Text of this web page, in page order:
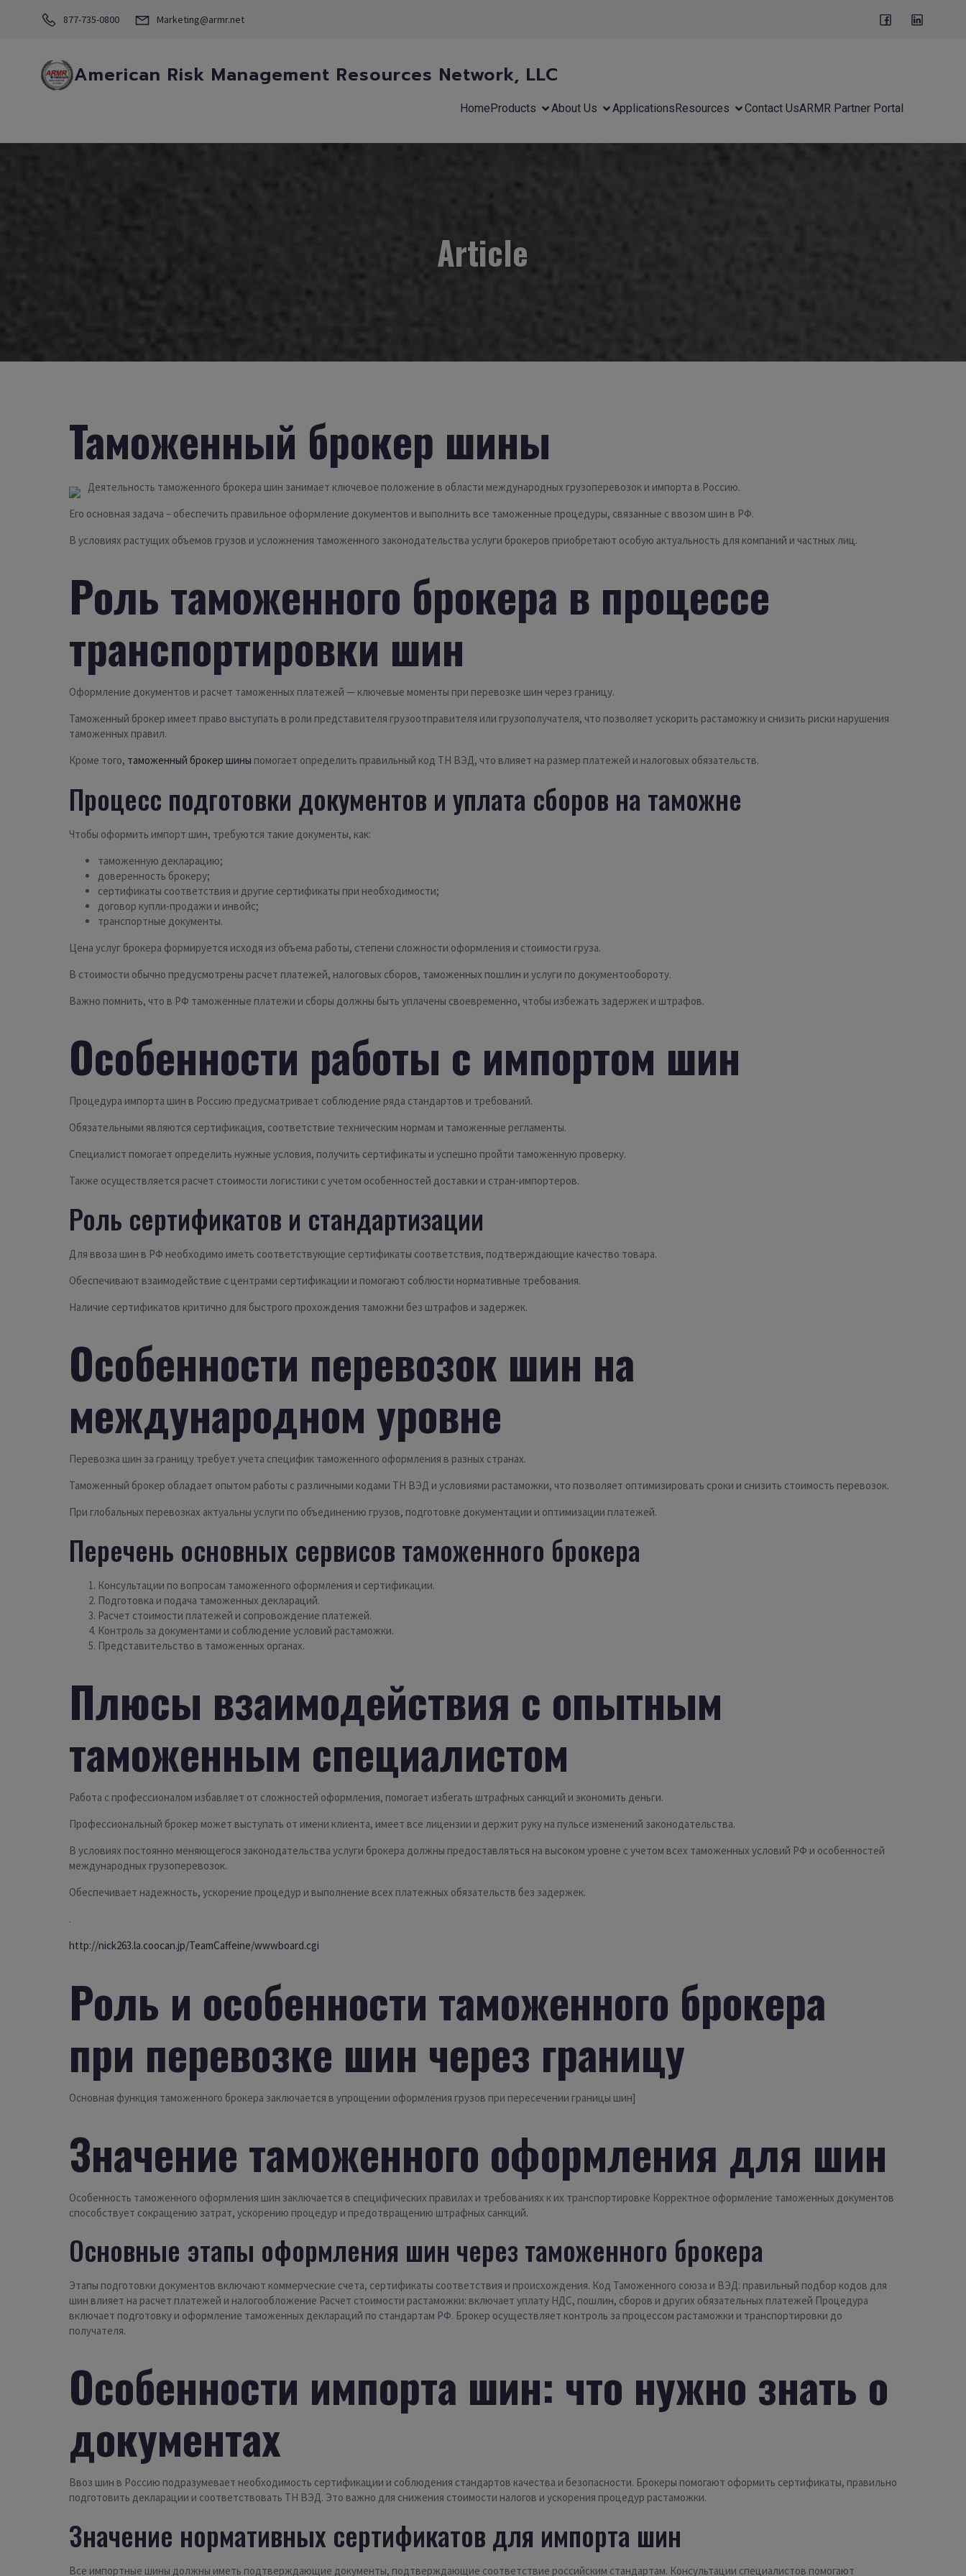
877-735-0800 Marketing@armr.net
American Risk Management Resources Network, LLC
Home Products About Us Applications Resources Contact UsARMR Partner Portal
Article
Таможенный брокер шины
Деятельность таможенного брокера шин занимает ключевое положение в области международных грузоперевозок и импорта в Россию.
Его основная задача – обеспечить правильное оформление документов и выполнить все таможенные процедуры, связанные с ввозом шин в РФ.
В условиях растущих объемов грузов и усложнения таможенного законодательства услуги брокеров приобретают особую актуальность для компаний и частных лиц.
Роль таможенного брокера в процессе
транспортировки шин
Оформление документов и расчет таможенных платежей — ключевые моменты при перевозке шин через границу.
Таможенный брокер имеет право выступать в роли представителя грузоотправителя или грузополучателя, что позволяет ускорить растаможку и снизить риски нарушения
таможенных правил.
Кроме того, таможенный брокер шины помогает определить правильный код ТН ВЭД, что влияет на размер платежей и налоговых обязательств.
Процесс подготовки документов и уплата сборов на таможне
Чтобы оформить импорт шин, требуются такие документы, как:
таможенную декларацию;
доверенность брокеру;
сертификаты соответствия и другие сертификаты при необходимости;
договор купли-продажи и инвойс;
транспортные документы.
Цена услуг брокера формируется исходя из объема работы, степени сложности оформления и стоимости груза.
В стоимости обычно предусмотрены расчет платежей, налоговых сборов, таможенных пошлин и услуги по документообороту.
Важно помнить, что в РФ таможенные платежи и сборы должны быть уплачены своевременно, чтобы избежать задержек и штрафов.
Особенности работы с импортом шин
Процедура импорта шин в Россию предусматривает соблюдение ряда стандартов и требований.
Обязательными являются сертификация, соответствие техническим нормам и таможенные регламенты.
Специалист помогает определить нужные условия, получить сертификаты и успешно пройти таможенную проверку.
Также осуществляется расчет стоимости логистики с учетом особенностей доставки и стран-импортеров.
Роль сертификатов и стандартизации
Для ввоза шин в РФ необходимо иметь соответствующие сертификаты соответствия, подтверждающие качество товара.
Обеспечивают взаимодействие с центрами сертификации и помогают соблюсти нормативные требования.
Наличие сертификатов критично для быстрого прохождения таможни без штрафов и задержек.
Особенности перевозок шин на
международном уровне
Перевозка шин за границу требует учета специфик таможенного оформления в разных странах.
Таможенный брокер обладает опытом работы с различными кодами ТН ВЭД и условиями растаможки, что позволяет оптимизировать сроки и снизить стоимость перевозок.
При глобальных перевозках актуальны услуги по объединению грузов, подготовке документации и оптимизации платежей.
Перечень основных сервисов таможенного брокера
Консультации по вопросам таможенного оформления и сертификации.
Подготовка и подача таможенных деклараций.
Расчет стоимости платежей и сопровождение платежей.
Контроль за документами и соблюдение условий растаможки.
Представительство в таможенных органах.
Плюсы взаимодействия с опытным
таможенным специалистом
Работа с профессионалом избавляет от сложностей оформления, помогает избегать штрафных санкций и экономить деньги.
Профессиональный брокер может выступать от имени клиента, имеет все лицензии и держит руку на пульсе изменений законодательства.
В условиях постоянно меняющегося законодательства услуги брокера должны предоставляться на высоком уровне с учетом всех таможенных условий РФ и особенностей
международных грузоперевозок.
Обеспечивает надежность, ускорение процедур и выполнение всех платежных обязательств без задержек.
.
http://nick263.la.coocan.jp/TeamCaffeine/wwwboard.cgi
Роль и особенности таможенного брокера
при перевозке шин через границу
Основная функция таможенного брокера заключается в упрощении оформления грузов при пересечении границы шин]
Значение таможенного оформления для шин
Особенность таможенного оформления шин заключается в специфических правилах и требованиях к их транспортировке Корректное оформление таможенных документов
способствует сокращению затрат, ускорению процедур и предотвращению штрафных санкций.
Основные этапы оформления шин через таможенного брокера
Этапы подготовки документов включают коммерческие счета, сертификаты соответствия и происхождения. Код Таможенного союза и ВЭД: правильный подбор кодов для
шин влияет на расчет платежей и налогообложение Расчет стоимости растаможки: включает уплату НДС, пошлин, сборов и других обязательных платежей Процедура
включает подготовку и оформление таможенных деклараций по стандартам РФ. Брокер осуществляет контроль за процессом растаможки и транспортировки до
получателя.
Особенности импорта шин: что нужно знать о
документах
Ввоз шин в Россию подразумевает необходимость сертификации и соблюдения стандартов качества и безопасности. Брокеры помогают оформить сертификаты, правильно
подготовить декларации и соответствовать ТН ВЭД. Это важно для снижения стоимости налогов и ускорения процедур растаможки.
Значение нормативных сертификатов для импорта шин
Все импортные шины должны иметь подтверждающие документы, подтверждающие соответствие российским стандартам. Консультации специалистов помогают